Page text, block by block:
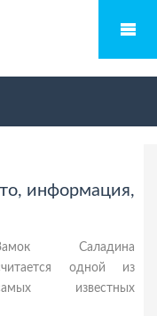
информация,
Саладина
одной из
известных